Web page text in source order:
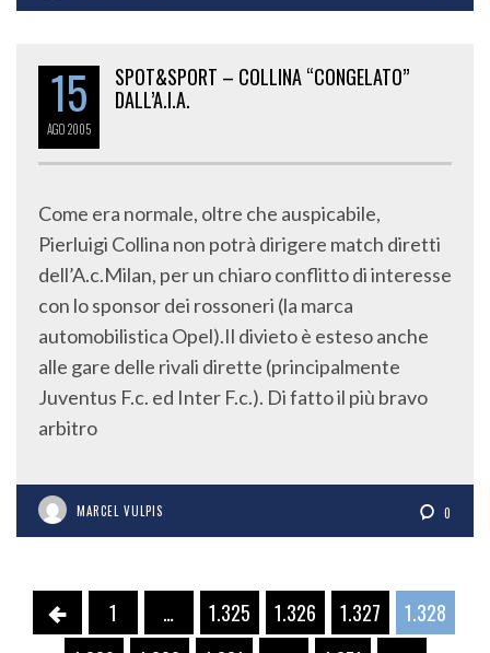
15
AGO2005
SPOT&SPORT – COLLINA “CONGELATO”
DALL’A.I.A.
Come era normale, oltre che auspicabile,
Pierluigi Collina non potrà dirigere match diretti
dell’A.c.Milan, per un chiaro conflitto di interesse
con lo sponsor dei rossoneri (la marca
automobilistica Opel).Il divieto è esteso anche
alle gare delle rivali dirette (principalmente
Juventus F.c. ed Inter F.c.). Di fatto il più bravo
arbitro
MARCEL VULPIS 0
1 … 1.325 1.326 1.327
1.328